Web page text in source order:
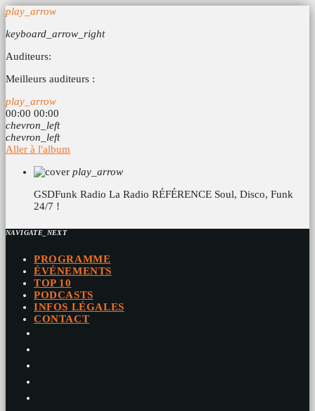
play_arrow
keyboard_arrow_right
Auditeurs:
Meilleurs auditeurs :
play_arrow
00:00 00:00
chevron_left
chevron_left
Aller à l'album
play_arrow
GSDFunk Radio La Radio RÉFÉRENCE Soul, Disco, Funk
24/7 !
NAVIGATE_NEXT
PROGRAMME
ÉVÉNEMENTS
TOP 10
PODCASTS
INFOS LÉGALES
CONTACT